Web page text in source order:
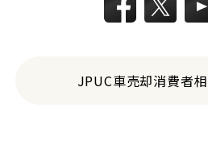
JPUC車売却消費者